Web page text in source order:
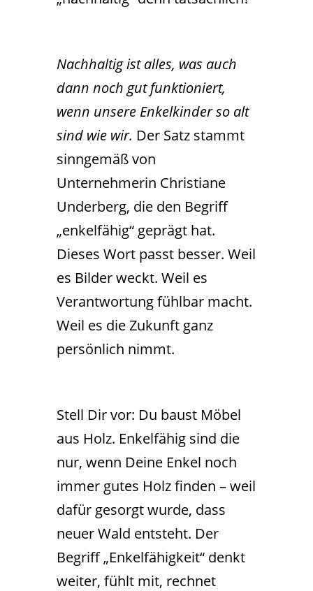
Nachhaltig ist alles, was auch
dann noch gut funktioniert,
wenn unsere Enkelkinder so alt
sind wie wir. Der Satz stammt
sinngemäß von
Unternehmerin Christiane
Underberg, die den Begriff
„enkelfähig“ geprägt hat.
Dieses Wort passt besser. Weil
es Bilder weckt. Weil es
Verantwortung fühlbar macht.
Weil es die Zukunft ganz
persönlich nimmt.
Stell Dir vor: Du baust Möbel
aus Holz. Enkelfähig sind die
nur, wenn Deine Enkel noch
immer gutes Holz finden – weil
dafür gesorgt wurde, dass
neuer Wald entsteht. Der
Begriff „Enkelfähigkeit“ denkt
weiter, fühlt mit, rechnet